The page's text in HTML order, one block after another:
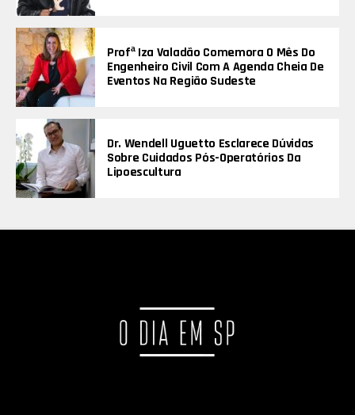
Profª Iza Valadão Comemora O Mês Do
Engenheiro Civil Com A Agenda Cheia De
Eventos Na Região Sudeste
Dr. Wendell Uguetto Esclarece Dúvidas
Sobre Cuidados Pós-Operatórios Da
Lipoescultura